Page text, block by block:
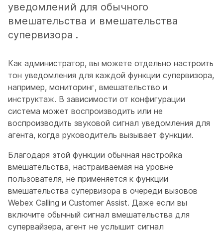
уведомлений для обычного
вмешательства и вмешательства
супервизора .
Как администратор, вы можете отдельно настроить
тон уведомления для каждой функции супервизора,
например, мониторинг, вмешательство и
инструктаж. В зависимости от конфигурации
система может воспроизводить или не
воспроизводить звуковой сигнал уведомления для
агента, когда руководитель вызывает функции.
Благодаря этой функции обычная настройка
вмешательства, настраиваемая на уровне
пользователя, не применяется к функции
вмешательства супервизора в очереди вызовов
Webex Calling и Customer Assist. Даже если вы
включите обычный сигнал вмешательства для
супервайзера, агент не услышит сигнал